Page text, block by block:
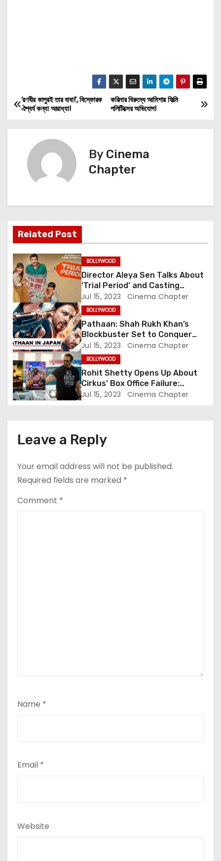
P
o
a
v
i
g
a
t
i
o
n
করিনার বিরুদ্ধে আমিশার ফিল্মি
পলিটিক্সের অভিযোগ!
‘রণবীর কাপুরই তার বাবা!’, বিস্ফোরক
ঐশ্বর্য কন্যা আরাধ্যা!
By Cinema
Chapter
Related Post
BOLLYWOOD
Director Aleya Sen Talks About
‘Trial Period’ and Casting
Choices for the Unconventional
Family Drama Starring Genelia
Deshmukh
Jul 15, 2023 Cinema Chapter
BOLLYWOOD
Pathaan: Shah Rukh Khan’s
Blockbuster Set to Conquer
Japanese Box Office, Aiming to
Challenge RRR’s Legacy
Jul 15, 2023 Cinema Chapter
BOLLYWOOD
Rohit Shetty Opens Up About
Cirkus’ Box Office Failure:
Embracing Accountability in
Jul 15, 2023 Cinema Chapter
Leave a Reply
Your email address will not be published.
Required fields are marked *
Comment *
Name *
Email *
Website